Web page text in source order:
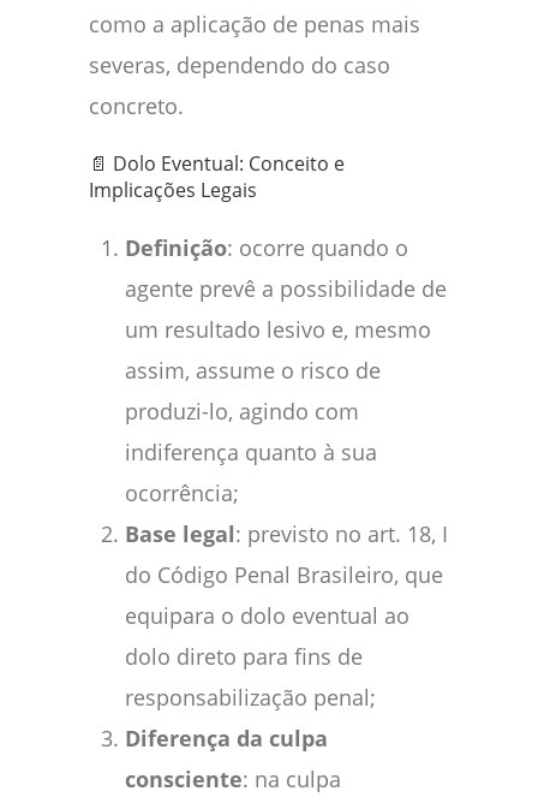
como a aplicação de penas mais
severas, dependendo do caso
concreto.
📄 Dolo Eventual: Conceito e
Implicações Legais
Definição: ocorre quando o
agente prevê a possibilidade de
um resultado lesivo e, mesmo
assim, assume o risco de
produzi-lo, agindo com
indiferença quanto à sua
ocorrência;
Base legal: previsto no art. 18, I
do Código Penal Brasileiro, que
equipara o dolo eventual ao
dolo direto para fins de
responsabilização penal;
Diferença da culpa
consciente: na culpa